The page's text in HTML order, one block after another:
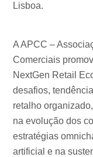
Lisboa.
A APCC –
Comerciais
NextGen Retail
desafios,
retalho
na evolução dos
estratégias
artificial e na